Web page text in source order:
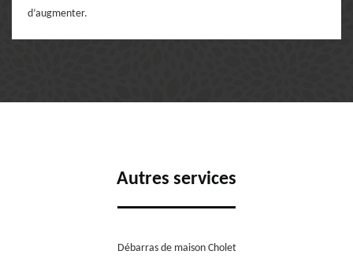
d’augmenter.
Autres services
Débarras de maison Cholet